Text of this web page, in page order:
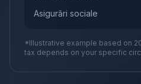
Asigurări sociale
*Illustrative example based on
tax depends on your specific